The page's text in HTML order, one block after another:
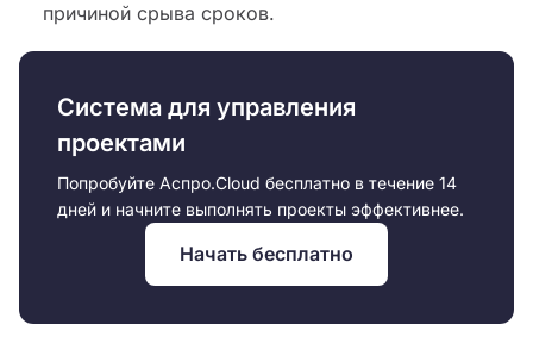
причиной срыва сроков.
Система для управления
проектами
Попробуйте Аспро.Cloud бесплатно в течение 14
дней и начните выполнять проекты эффективнее.
Начать бесплатно